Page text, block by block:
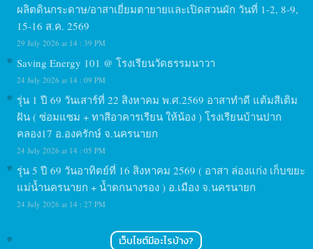
ผลิตดินกระดาษ/อาสาเยี่ยมตายายและเปิดสวนผัก วันที่ 1-2, 8-9,
15-16 ส.ค. 2569
29 July 2026 at 14 : 39 PM
Saving Energy 101 @ โรงเรียนวัดธรรมนาวา
24 July 2026 at 14 : 09 PM
รุ่น 1 ปี 69 วันเสาร์ที่ 22 สิงหาคม พ.ศ.2569 อาสาทำดี แต้มสีเติม
ฝัน ( ซ่อมแซม + ทาสีอาคารเรียน ให้น้อง ) โรงเรียนบ้านปาก
คลอง17 อ.องครักษ์ จ.นครนายก
24 July 2026 at 14 : 05 PM
รุ่น 5 ปี 69 วันอาทิตย์ที่ 16 สิงหาคม 2569 ( อาสา ล่องแก่ง เก็บขยะ
แม่น้ำนครนายก + น้ำตกนางรอง ) อ.เมือง จ.นครนายก
24 July 2026 at 14 : 27 PM
เว็บไซต์มีอะไรบ้าง?